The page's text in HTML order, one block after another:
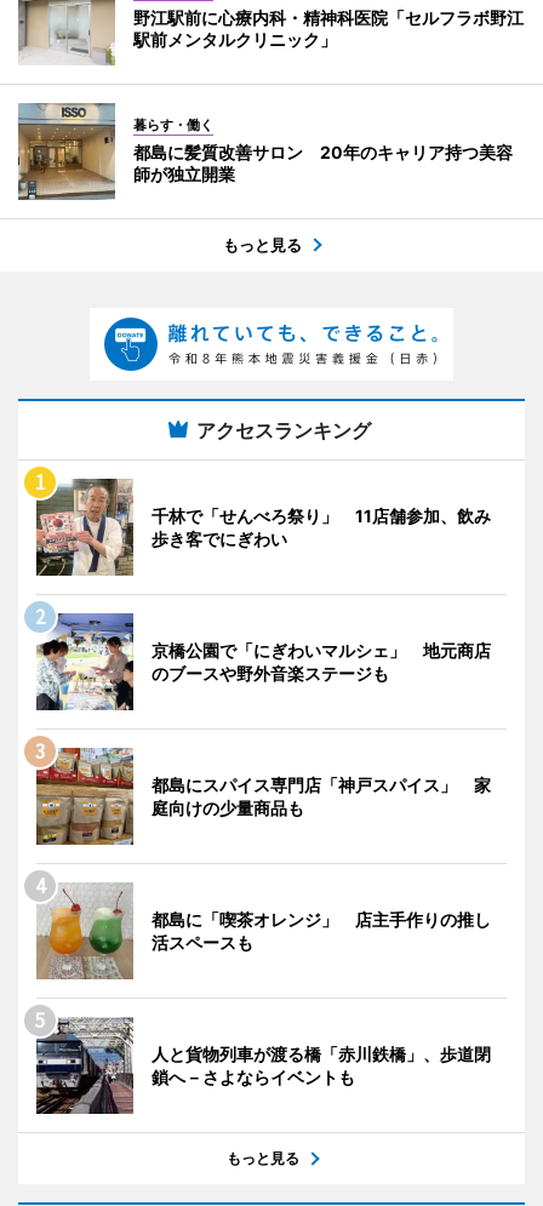
野江駅前に心療内科・精神科医院「セルフラボ野江
駅前メンタルクリニック」
暮らす・働く
都島に髪質改善サロン 20年のキャリア持つ美容
師が独立開業
もっと見る
アクセスランキング
千林で「せんべろ祭り」 11店舗参加、飲み
歩き客でにぎわい
京橋公園で「にぎわいマルシェ」 地元商店
のブースや野外音楽ステージも
都島にスパイス専門店「神戸スパイス」 家
庭向けの少量商品も
都島に「喫茶オレンジ」 店主手作りの推し
活スペースも
人と貨物列車が渡る橋「赤川鉄橋」、歩道閉
鎖へ－さよならイベントも
もっと見る